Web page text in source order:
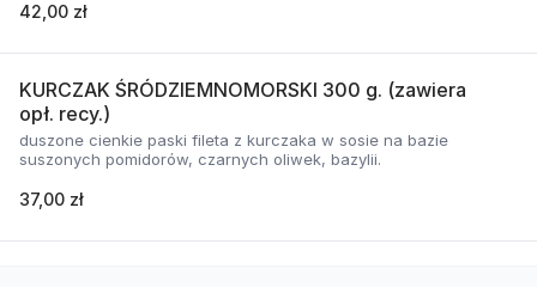
42,00 zł
KURCZAK ŚRÓDZIEMNOMORSKI 300 g. (zawiera
opł. recy.)
duszone cienkie paski fileta z kurczaka w sosie na bazie
suszonych pomidorów, czarnych oliwek, bazylii.
37,00 zł